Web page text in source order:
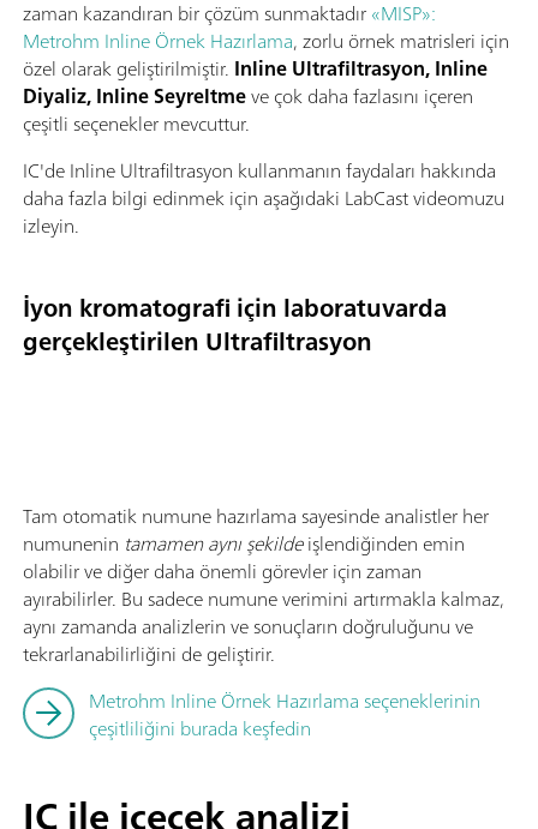
zaman kazandıran bir çözüm sunmaktadır«MISP»:
Metrohm Inline Örnek Hazırlama, zorlu örnek matrisleri için
özel olarak geliştirilmiştir. Inline Ultrafiltrasyon, Inline
Diyaliz, Inline Seyreltmeve çok daha fazlasını içeren
çeşitli seçenekler mevcuttur.
IC'de Inline Ultrafiltrasyon kullanmanın faydaları hakkında
daha fazla bilgi edinmek için aşağıdaki LabCast videomuzu
izleyin.
İyon kromatografi için laboratuvarda
gerçekleştirilen Ultrafiltrasyon
Tam otomatik numune hazırlama sayesinde analistler her
numunenin tamamen aynı şekildeişlendiğinden emin
olabilir ve diğer daha önemli görevler için zaman
ayırabilirler. Bu sadece numune verimini artırmakla kalmaz,
aynı zamanda analizlerin ve sonuçların doğruluğunu ve
tekrarlanabilirliğini de geliştirir.
Metrohm Inline Örnek Hazırlama seçeneklerinin
çeşitliliğini burada keşfedin